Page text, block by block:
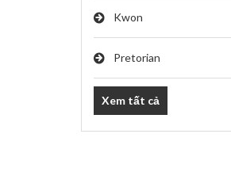
Kwon
Pretorian
Xem tất cả